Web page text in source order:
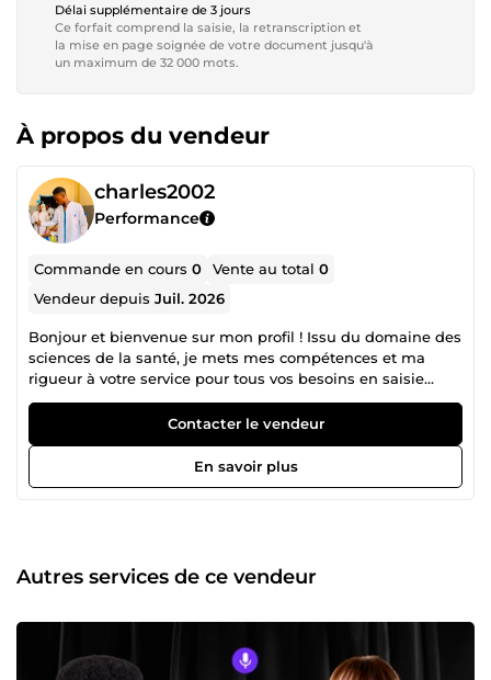
Délai supplémentaire de 3 jours
Ce forfait comprend la saisie, la retranscription et
la mise en page soignée de votre document jusqu'à
un maximum de 32 000 mots.
À propos du vendeur
charles2002
Performance
Commande en cours0 Vente au total0
Vendeur depuisJuil. 2026
Bonjour et bienvenue sur mon profil ! Issu du domaine des
sciences de la santé, je mets mes compétences et ma
rigueur à votre service pour tous vos besoins en saisie
informatique, transcription et mise en page de documents.
​Pourquoi me faire confiance ? ​Expertise terminologique :
Ma formation médicale me permet de comprendre
parfaitement le jargon scientifique et médical.
Contrairement à un opérateur classique, je saisis vos
(Word, Excel) pour vous livrer des documents propres, bien
structurés et prêts à être utilisés. ​Confidentialité absolue :
sont entre de bonnes mains. ​Que ce soit pour la saisie de
manuscrits, de rapports professionnels, de mémoires
Contacter le vendeur
En savoir plus
Autres services de ce vendeur